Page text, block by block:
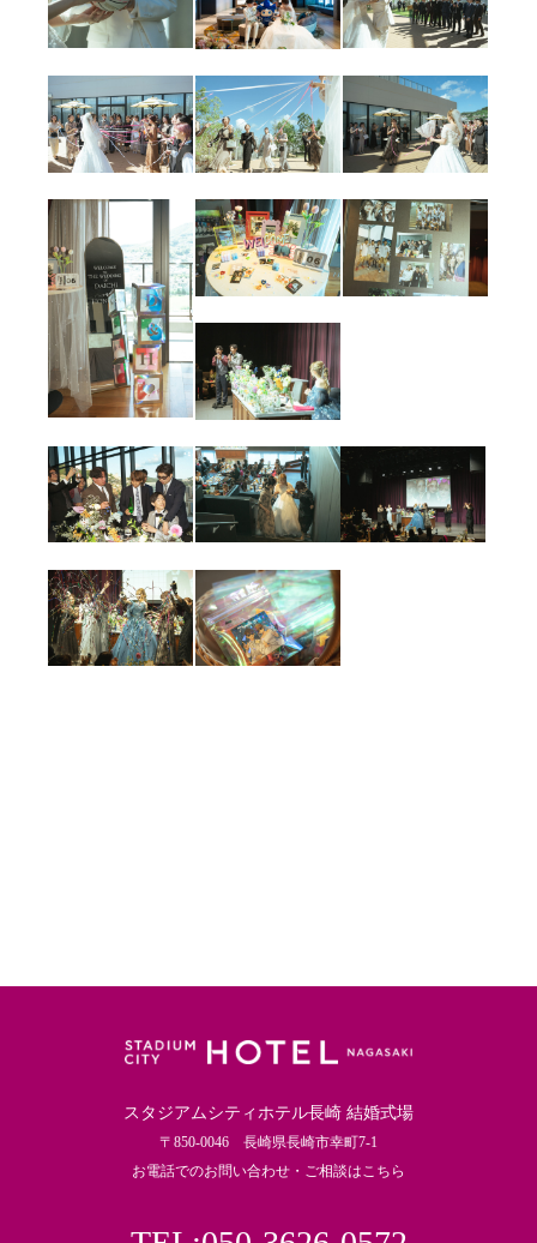
スタジアムシティホテル長崎 結婚式場
〒850-0046 長崎県長崎市幸町7-1
お電話でのお問い合わせ・ご相談はこちら